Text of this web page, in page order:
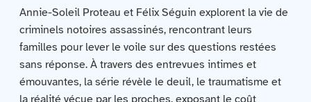
Équipe
Équipe
Catalogue
Annie-Soleil Proteau et Félix Séguin explorent la vie de
criminels notoires assassinés, rencontrant leurs
familles pour lever le voile sur des questions restées
sans réponse. À travers des entrevues intimes et
émouvantes, la série révèle le deuil, le traumatisme et
la réalité vécue par les proches, exposant le coût